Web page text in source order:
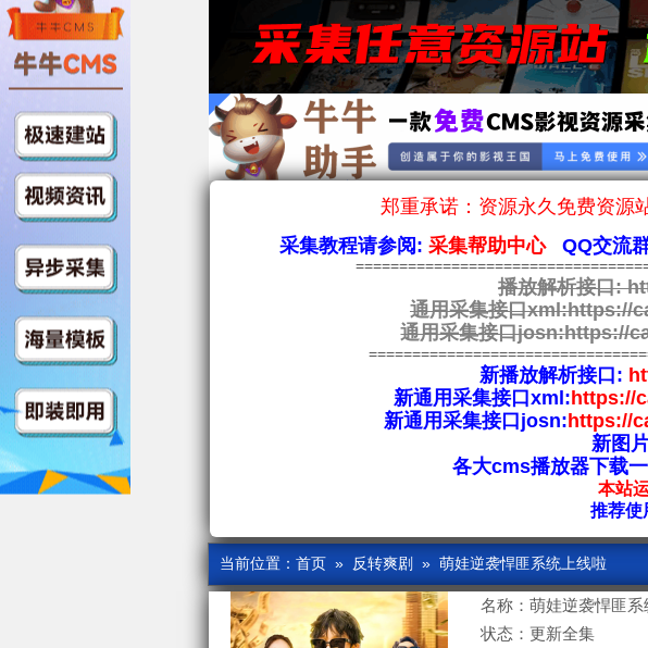
郑重承诺：资源永久免费资源
采集教程请参阅: 采集帮助中心 QQ交流
播放解析接口:
通用采集接口xml:https://
通用采集接口josn:https://
新播放解析接口:
新通用采集接口xml: https://
新通用采集接口josn: https://
新图
各大cms播放器下载
本站
推荐
当前位置： 首页 » 反转爽剧 » 萌娃逆袭悍匪系统上线啦
名称：萌娃逆袭悍匪系
状态：更新全集